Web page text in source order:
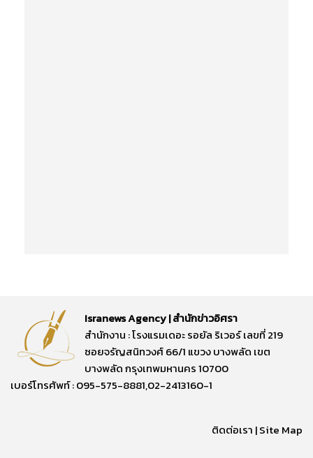
Isranews Agency | สำนักข่าวอิศรา
สำนักงาน : โรงแรมเดอะ รอยัล ริเวอร์ เลขที่ 219
ซอยจรัญสนิทวงศ์ 66/1 แขวง บางพลัด เขต
บางพลัด กรุงเทพมหานคร 10700
เบอร์โทรศัพท์ : 095-575-8881,02-2413160-1
ติดต่อเรา |Site Map